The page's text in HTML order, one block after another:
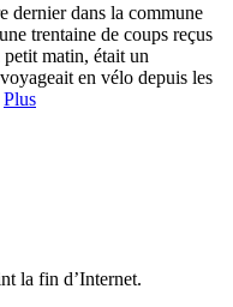
dernier dans la commune
trentaine de coups reçus
petit matin, était un
en vélo depuis les
Plus
la fin d’Internet.